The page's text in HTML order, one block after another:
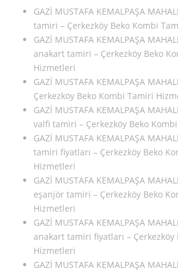
GAZİ MUSTAFA KEMALPAŞA
tamiri – Çerkezköy Beko Kombi
GAZİ MUSTAFA KEMALPAŞA
anakart tamiri – Çerkezköy Beko
Hizmetleri
GAZİ MUSTAFA KEMALPAŞA
Çerkezköy Beko Kombi Tamiri
GAZİ MUSTAFA KEMALPAŞA
valfi tamiri – Çerkezköy Beko
GAZİ MUSTAFA KEMALPAŞA
tamiri fiyatları – Çerkezköy Beko
Hizmetleri
GAZİ MUSTAFA KEMALPAŞA
eşanjör tamiri – Çerkezköy Beko
Hizmetleri
GAZİ MUSTAFA KEMALPAŞA
anakart tamiri fiyatları –
Hizmetleri
GAZİ MUSTAFA KEMALPAŞA